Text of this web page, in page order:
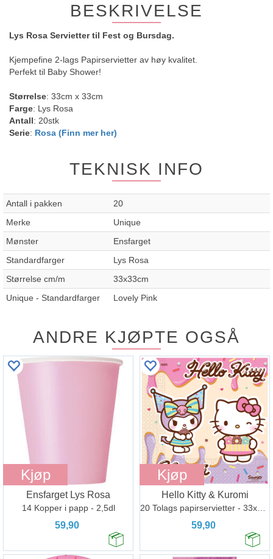
BESKRIVELSE
Lys Rosa Serviettertil Fest og Bursdag.
Kjempefine 2-lags Papirservietter av høy kvalitet.
Perfekt til Baby Shower!
Størrelse: 33cm x 33cm
Farge: Lys Rosa
Antall: 20stk
Serie: Rosa (Finn mer her)
TEKNISK INFO
Antall i pakken
20
Merke
Unique
Mønster
Ensfarget
Standardfarger
Lys Rosa
Størrelse cm/m
33x33cm
Unique - Standardfarger
Lovely Pink
ANDRE KJØPTE OGSÅ
Kjøp
Ensfarget Lys Rosa
14 Kopper i papp - 2,5dl
59,90
Kjøp
Hello Kitty & Kuromi
59,90